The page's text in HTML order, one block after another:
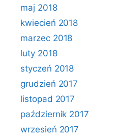
maj 2018
kwiecień 2018
marzec 2018
luty 2018
styczeń 2018
grudzień 2017
listopad 2017
październik 2017
wrzesień 2017